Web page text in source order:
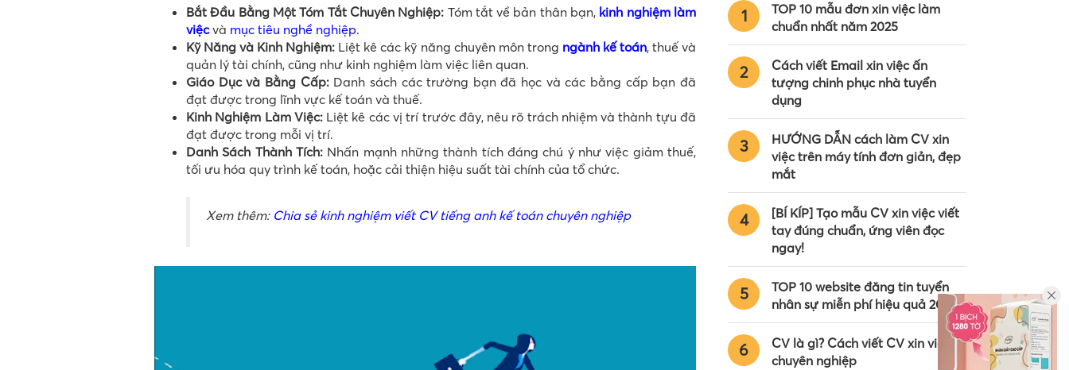
Bắt Đầu Bằng Một Tóm Tắt Chuyên Nghiệp: Tóm tắt về bản thân bạn, kinh nghiệm làm
việcvà mục tiêu nghề nghiệp.
Kỹ Năng và Kinh Nghiệm: Liệt kê các kỹ năng chuyên môn trong ngành kế toán, thuế và
quản lý tài chính, cũng như kinh nghiệm làm việc liên quan.
Giáo Dục và Bằng Cấp:Danh sách các trường bạn đã học và các bằng cấp bạn đã
đạt được trong lĩnh vực kế toán và thuế.
Kinh Nghiệm Làm Việc:Liệt kê các vị trí trước đây, nêu rõ trách nhiệm và thành tựu đã
đạt được trong mỗi vị trí.
Danh Sách Thành Tích: Nhấn mạnh những thành tích đáng chú ý như việc giảm thuế,
tối ưu hóa quy trình kế toán, hoặc cải thiện hiệu suất tài chính của tổ chức.
Xem thêm: Chia sẻ kinh nghiệm viết CV tiếng anh kế toán chuyên nghiệp
1
TOP 10 mẫu đơn xin việc làm
chuẩn nhất năm 2025
2
Cách viết Email xin việc ấn
tượng chinh phục nhà tuyển
dụng
3
HƯỚNG DẪN cách làm CV xin
việc trên máy tính đơn giản, đẹp
mắt
4
[BÍ KÍP] Tạo mẫu CV xin việc viết
tay đúng chuẩn, ứng viên đọc
ngay!
5
TOP 10 website đăng tin tuyển
nhân sự miễn phí hiệu quả 2024
6
CV là gì? Cách viết CV xin việc
chuyên nghiệp